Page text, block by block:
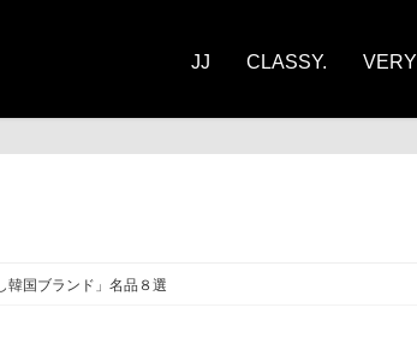
JJ CLASSY. VERY
韓国ブランド」名品８選